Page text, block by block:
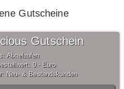
Gutscheine
Gutschein
Abgelaufen
0,- Euro
Neu- & Bestandskunden